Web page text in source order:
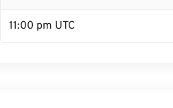
11:00 pm UTC